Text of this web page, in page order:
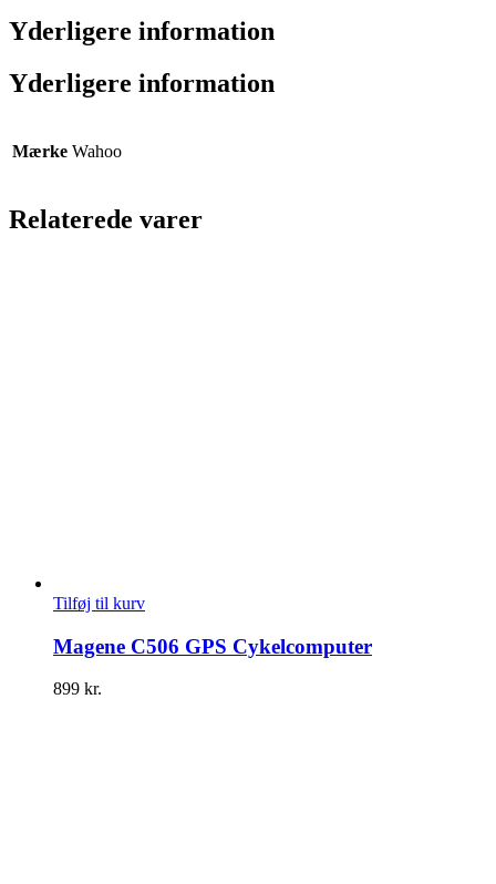
Yderligere information
Yderligere information
Mærke Wahoo
Relaterede varer
Tilføj til kurv
Magene C506 GPS Cykelcomputer
899 kr.